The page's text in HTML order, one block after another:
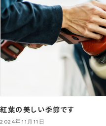
紅葉の美しい季節です
2024年11月11日